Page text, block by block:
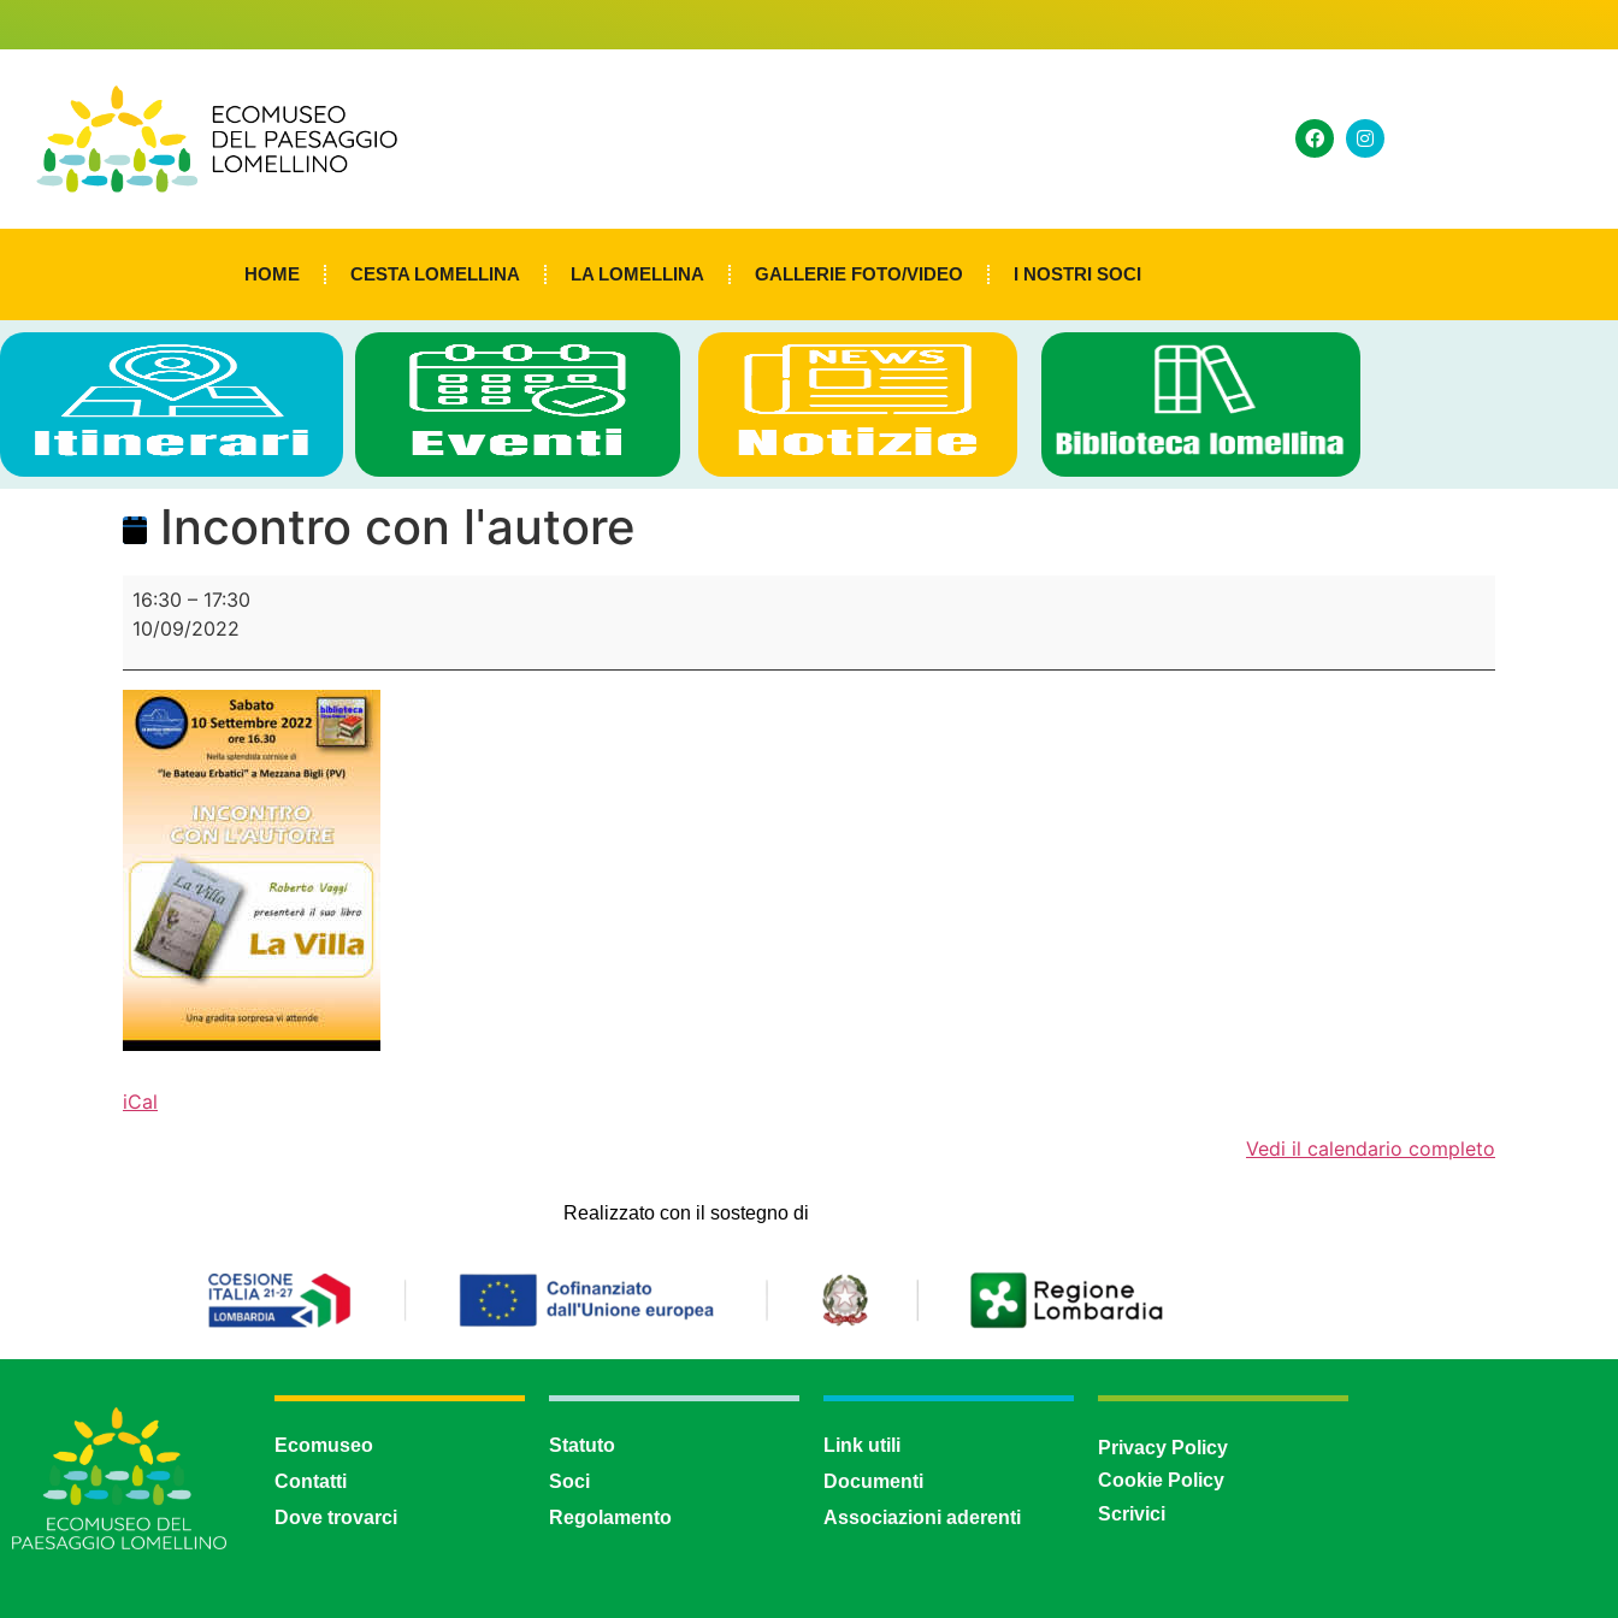
HOME CESTA LOMELLINA LA LOMELLINA GALLERIE FOTO/VIDEO I NOSTRI SOCI
Incontro con l'autore
16:30 – 17:30
10/09/2022
iCal
Vedi il calendario completo
Realizzato con il sostegno di
Ecomuseo
Contatti
Dove trovarci
Statuto
Soci
Regolamento
Link utili
Documenti
Associazioni aderenti
Privacy Policy
Cookie Policy
Scrivici